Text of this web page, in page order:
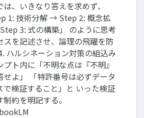
は、いきなり答えを求めず、
1: 技術分解 → Step 2: 概念拡
3: 式の構築」 のように思考
スを記述させ、論理の飛躍を防
ハルシネーション対策の組込み
プト内に「不明な点は『不明』
せよ」 「特許番号は必ずデータ
で検証すること」と いった検証
制約を明記する。